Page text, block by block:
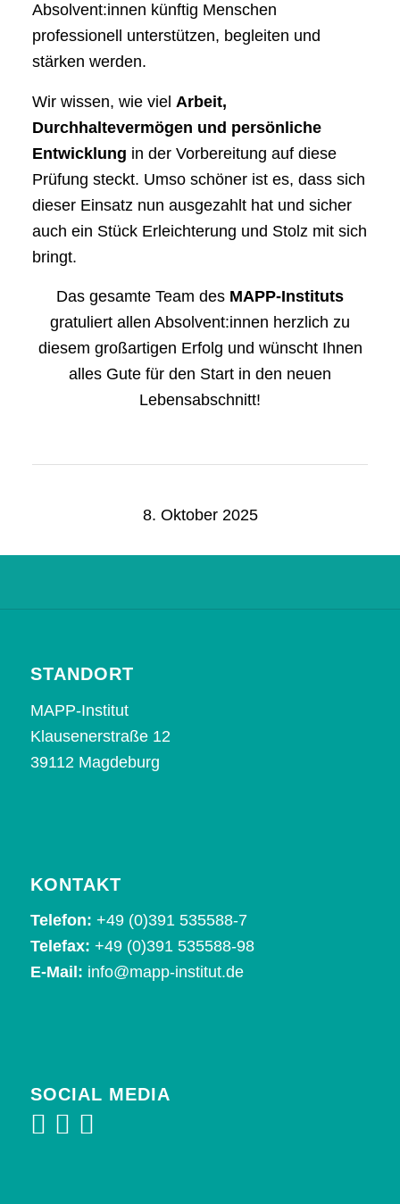
Absolvent:innen künftig Menschen
professionell unterstützen, begleiten und
stärken werden.
Wir wissen, wie viel Arbeit,
Durchhaltevermögen und persönliche
Entwicklung in der Vorbereitung auf diese
Prüfung steckt. Umso schöner ist es, dass sich
dieser Einsatz nun ausgezahlt hat und sicher
auch ein Stück Erleichterung und Stolz mit sich
bringt.
Das gesamte Team des MAPP-Instituts
gratuliert allen Absolvent:innen herzlich zu
diesem großartigen Erfolg und wünscht Ihnen
alles Gute für den Start in den neuen
Lebensabschnitt!
8. Oktober 2025
STANDORT
MAPP-Institut
Klausenerstraße 12
39112 Magdeburg
KONTAKT
Telefon: +49 (0)391 535588-7
Telefax: +49 (0)391 535588-98
E-Mail: info@mapp-institut.de
SOCIAL MEDIA